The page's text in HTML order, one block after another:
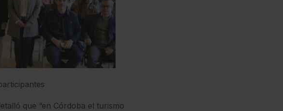
que “en Córdoba el turismo